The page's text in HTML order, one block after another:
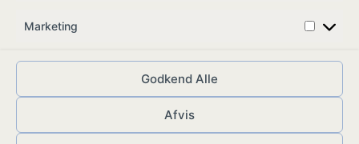
Marketing
Godkend Alle
Afvis
CVR: 41008547
© ungkult.dk - 2026 Allieret– din partner i